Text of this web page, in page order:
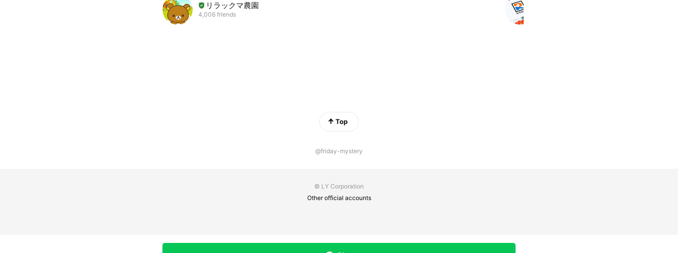
リラックマ農園
4,006 friends
Top
@friday-mystery
© LY Corporation
Other official accounts